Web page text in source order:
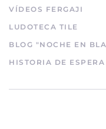
VÍDEOS FERGAJI
LUDOTECA TILE
BLOG "NOCHE EN
HISTORIA DE ESPERA